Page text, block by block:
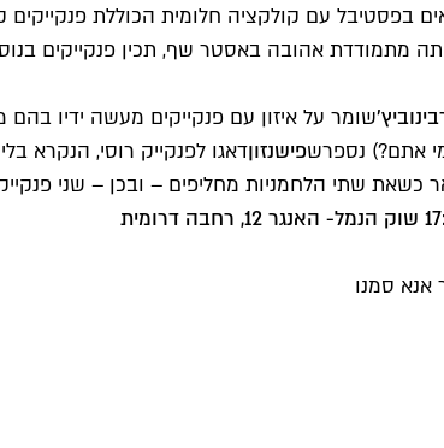
בפסטיבל עם קולקציה חלומית הכוללת
מתמודדת אהובה באסטר שף, תכין פנקייקים
שומר על איזון עם פנקייקים מעשה ידיו
אתם?) נספרשפישנזוןדאגו לפנקייק רוסי, הנקרא
כשאת שתי הלחמניות מחליפים – ובכן – שני
אנא סמנו